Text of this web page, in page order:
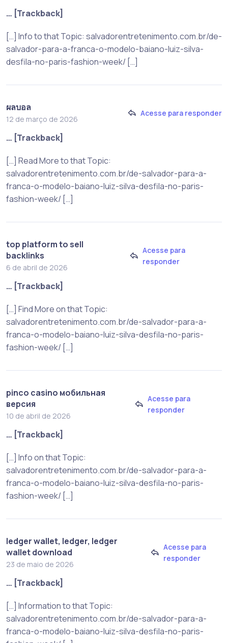
… [Trackback]
[…] Info to that Topic: salvadorentretenimento.com.br/de-
salvador-para-a-franca-o-modelo-baiano-luiz-silva-
desfila-no-paris-fashion-week/ […]
ผลบอล
12 de março de 2026
Acesse para responder
… [Trackback]
[…] Read More to that Topic:
salvadorentretenimento.com.br/de-salvador-para-a-
franca-o-modelo-baiano-luiz-silva-desfila-no-paris-
fashion-week/ […]
top platform to sell
backlinks
6 de abril de 2026
Acesse para
responder
… [Trackback]
[…] Find More on that Topic:
salvadorentretenimento.com.br/de-salvador-para-a-
franca-o-modelo-baiano-luiz-silva-desfila-no-paris-
fashion-week/ […]
pinco casino мобильная
версия
10 de abril de 2026
Acesse para
responder
… [Trackback]
[…] Info on that Topic:
salvadorentretenimento.com.br/de-salvador-para-a-
franca-o-modelo-baiano-luiz-silva-desfila-no-paris-
fashion-week/ […]
ledger wallet, ledger, ledger
wallet download
23 de maio de 2026
Acesse para
responder
… [Trackback]
[…] Information to that Topic:
salvadorentretenimento.com.br/de-salvador-para-a-
franca-o-modelo-baiano-luiz-silva-desfila-no-paris-